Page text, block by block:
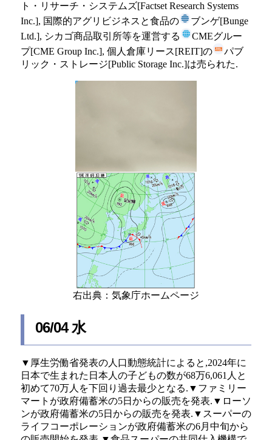
ト・リサーチ・システムズ[Factset Research Systems
Inc.], 国際的アグリビジネスと食品の
ブンゲ[Bunge
Ltd.], シカゴ商品取引所等を運営する
CMEグルー
プ[CME Group Inc.], 個人倉庫リース[REIT]の
パブ
リック・ストレージ[Public Storage Inc.]は売られた.
右出典：気象庁ホームページ
06/04 水
▼厚生労働省発表の人口動態統計によると,2024年に
日本で生まれた日本人の子どもの数が68万6,061人と
初めて70万人を下回り過去最少となる.▼ファミリー
マートが政府備蓄米の5日からの販売を発表.▼ローソ
ンが政府備蓄米の5日からの販売を発表.▼スーパーの
ライフコーポレーションが政府備蓄米の6月中旬から